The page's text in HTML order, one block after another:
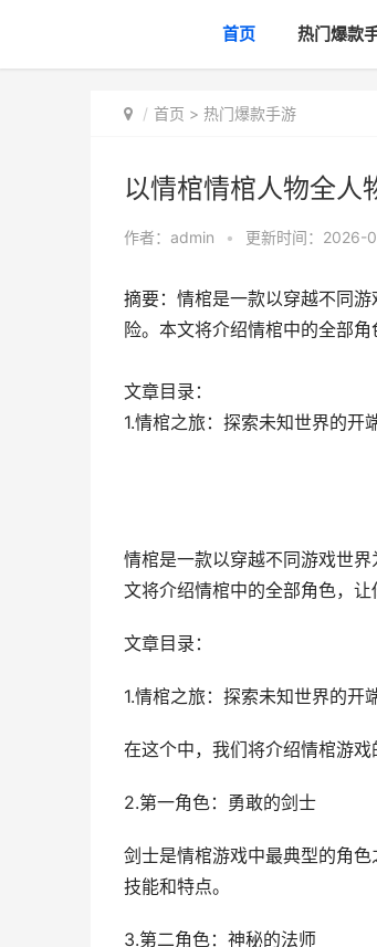
首页 热门爆款
首页 > 热门爆款手游
以情棺情棺人物全人
作者： admin • 更新时间：2026-
摘要：情棺是一款以穿越不同
险。本文将介绍情棺中的全部
文章目录：
1.情棺之旅：探索未知世界的开
情棺是一款以穿越不同游戏世
文将介绍情棺中的全部角色，让
文章目录：
1.情棺之旅：探索未知世界的开
在这个中，我们将介绍情棺游
2.第一角色：勇敢的剑士
剑士是情棺游戏中最典型的角
技能和特点。
3.第二角色：神秘的法师